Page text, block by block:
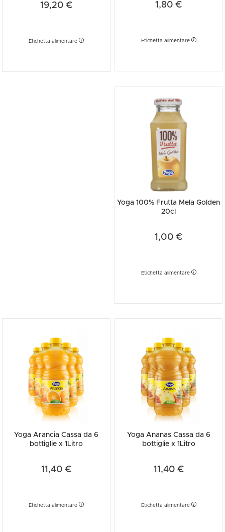
19,20 €
Etichetta alimentare
1,80 €
Etichetta alimentare
Yoga 100% Frutta Mela Golden
20cl
1,00 €
Etichetta alimentare
Yoga Arancia Cassa da 6
bottiglie x 1Litro
11,40 €
Etichetta alimentare
Yoga Ananas Cassa da 6
bottiglie x 1Litro
11,40 €
Etichetta alimentare